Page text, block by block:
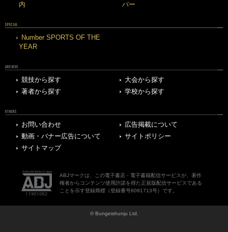
内
バー
SPECIAL
Number SPORTS OF THE
YEAR
ARCHIVE
競技から探す
大会から探す
著者から探す
学校から探す
OTHERS
お問い合わせ
広告掲載について
動画・バナー広告について
サイトポリシー
サイトマップ
ABJマークは、この電子書店・電子書籍配信サービスが、著作
権者からコンテンツ使用許諾を得た正規版配信サービスである
ことを示す登録商標（登録番号6091713号）です。
© Bungeishunju Ltd.